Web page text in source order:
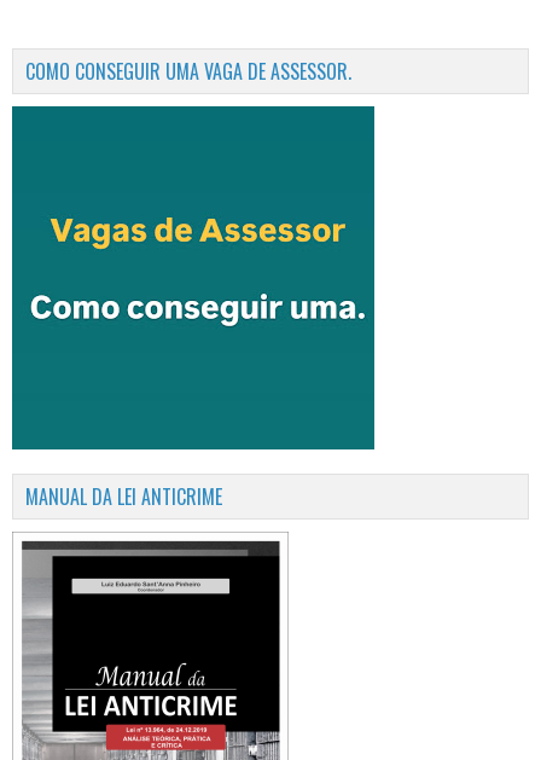
COMO CONSEGUIR UMA VAGA DE ASSESSOR.
MANUAL DA LEI ANTICRIME